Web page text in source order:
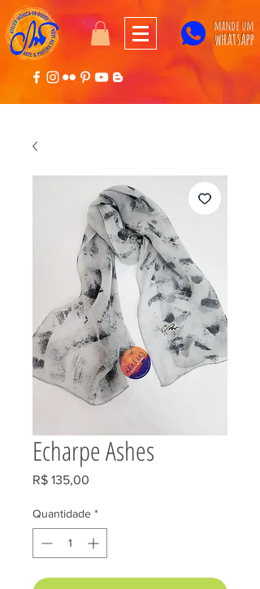
mande um
whatsapp
Echarpe Ashes
R$ 135,00
Quantidade *